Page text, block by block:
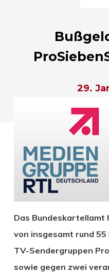
29.
Das Bundeskartellamt
von insgesamt rund 55
TV-Sendergruppen
sowie gegen zwei